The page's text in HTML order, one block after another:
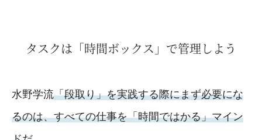
タスクは「時間ボックス」で管理しよう
水野学流「段取り」を実践する際にまず必要にな
るのは、すべての仕事を「時間ではかる」マイン